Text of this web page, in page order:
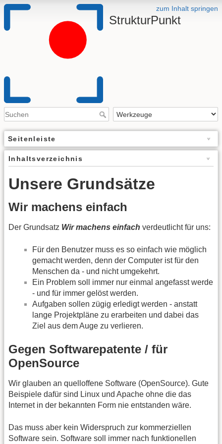
zum Inhalt springen
StrukturPunkt
Seitenleiste
Inhaltsverzeichnis
Unsere Grundsätze
Wir machens einfach
Der Grundsatz Wir machens einfach verdeutlicht für uns:
Für den Benutzer muss es so einfach wie möglich
gemacht werden, denn der Computer ist für den
Menschen da - und nicht umgekehrt.
Ein Problem soll immer nur einmal angefasst werde
- und für immer gelöst werden.
Aufgaben sollen zügig erledigt werden - anstatt
lange Projektpläne zu erarbeiten und dabei das
Ziel aus dem Auge zu verlieren.
Gegen Softwarepatente / für
OpenSource
Wir glauben an quelloffene Software (OpenSource). Gute
Beispiele dafür sind Linux und Apache ohne die das
Internet in der bekannten Form nie entstanden wäre.
Das muss aber kein Widerspruch zur kommerziellen
Software sein. Software soll immer nach funktionellen